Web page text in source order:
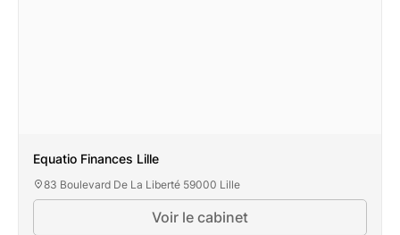
Equatio Finances Lille
83 Boulevard De La Liberté 59000 Lille
Voir le cabinet